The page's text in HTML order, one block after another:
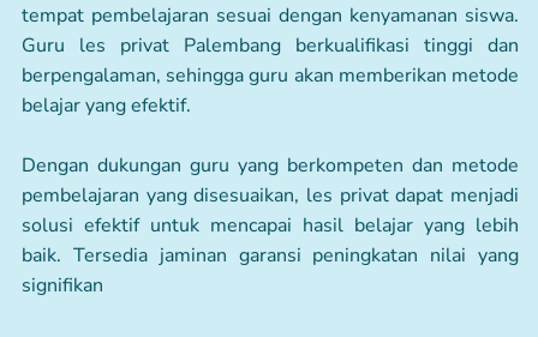
tempat pembelajaran sesuai dengan kenyamanan siswa.
Guru les privat Palembang berkualifikasi tinggi dan
berpengalaman, sehingga guru akan memberikan metode
belajar yang efektif.
Dengan dukungan guru yang berkompeten dan metode
pembelajaran yang disesuaikan, les privat dapat menjadi
solusi efektif untuk mencapai hasil belajar yang lebih
baik. Tersedia jaminan garansi peningkatan nilai yang
signifikan